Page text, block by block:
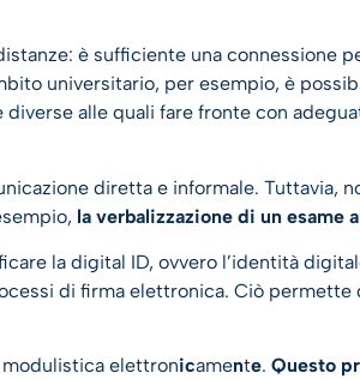
è sufficiente una connessione
universitario, per esempio, è
alle quali fare fronte con
diretta e informale. Tuttavia,
la verbalizzazione di un esame
la digital ID, ovvero l’identità
di firma elettronica. Ciò
elettronicamente. Questo